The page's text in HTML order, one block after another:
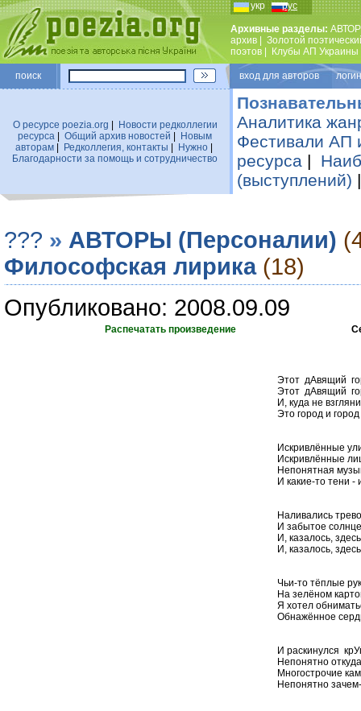
укр рус
Архивные разделы:
архив
Золотой
поэтов
Клубы АП Украины
поиск вход для авторов
О ресурсе poezia.org
Новости редколлегии
ресурса
Общий архив новостей
Новым
авторам| Редколлегия, контакты Нужно|
Благодарности за помощь и сотрудничество
Аналитика
Фестивали АП
ресурса |
(выступлений)
??? » АВТОРЫ (Персоналии)
Философская лирика (18)
Опубликовано: 2008.09.09
Распечатать произведение
Этот дАвящий
Этот дАвящий
И, куда не
Это город и
Искривлённые
Искривлённые
Непонятная
И какие-то тени -
Наливались
И забытое
И, казалось,
И, казалось,
Чьи-то тёплые
На зелёном
Я хотел
Обнажённое
И раскинулся
Непонятно
Многострочие
Непонятно